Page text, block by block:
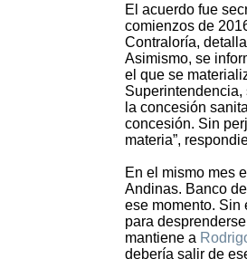
El acuerdo fue
comienzos de
Contraloría,
Asimismo, se
el que se
Superintendencia,
la concesión
concesión. Sin
materia”,
En el mismo mes
Andinas. Banco
ese momento. Sin
para
mantiene a
debería salir de